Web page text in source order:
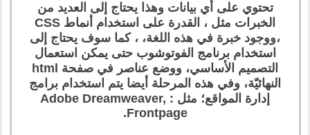
تحتوي على أي بيانات وهذا يحتاج إلى العديد من
الخبرات مثل ، القدرة على استخدام أنماط CSS
،ووجود خبرة في هذه اللغة، ، كما سوف يحتاج إلى
استخدام برنامج الفوتوشوب حتى يمكن استعمال
التصميم الأساسي، ووضع عناصر في صفحة html
النهائيّة، وفي هذه المرحلة أيضا يتم استخدام برامج
إدارة المواقع؛ مثل : Adobe Dreamweaver,
Frontpage.